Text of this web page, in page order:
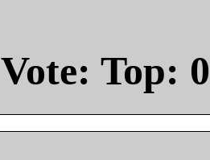
Vote: Top: 0